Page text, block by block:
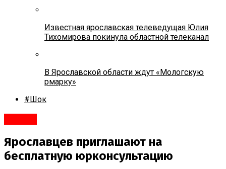
Известная ярославская телеведущая Юлия
Тихомирова покинула областной телеканал
В Ярославской области ждут «Мологскую
рмарку»
#Шок
Ярославцев приглашают на
бесплатную юрконсультацию